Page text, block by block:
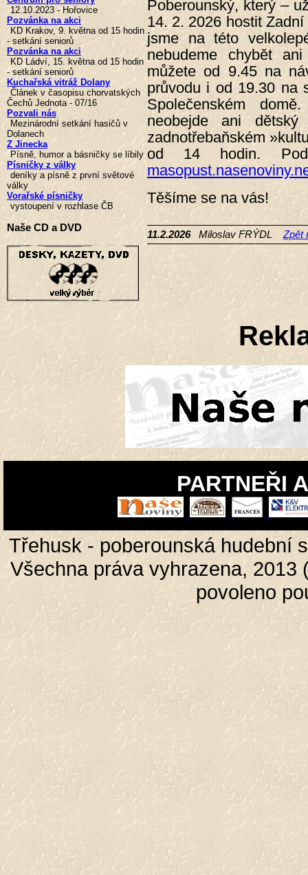
Poberounský, který –
14. 2. 2026 hostit
jsme na této
nebudeme chybět
můžete od 9.45 na
průvodu i od 19.30 na
Společenském
neobejde ani
zadnotřebaňském
od 14 hodin.
Těšíme se na vás!
11.2.2026Miloslav FRÝDL Zpět
12.10.2023 - Hořovice
Pozvánka na akci
KD Krakov, 9. května od 15 hodin
- setkání seniorů
Pozvánka na akci
KD Ládví, 15. května od 15 hodin
- setkání seniorů
Kuchařská vitráž Dolany
Článek v časopisu chorvatských
Čechů Jednota - 07/16
Pozvali nás
Mezinárodní setkání hasičů v
Dolanech
Z Jinecka
Písně, humor a básničky se líbily
Písničky z války
deníky a písně z první světové
války
Vorařské písničky
vystoupení v rozhlase ČB
Naše CD a DVD
PARTNEŘI
Třehusk - poberounská hudební
Všechna práva vyhrazena,
povoleno